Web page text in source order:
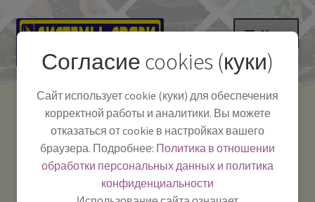
Перейти
навигации
Перейти
содержимому
Меню
Как пользоваться
Полезная информация
Системы Связи:
г. Красноярск, ул.
Работаем:Пн-Пт:
-
Телефон:+7-
391-249-1040
Тел.|WA|Telegram:
Согласие cookies (куки)
Сайт использует cookie (куки) для обеспечения
корректной работы и аналитики. Вы можете
отказаться от cookie в настройках вашего
браузера. Подробнее: Политика в отношении
обработки персональных данных и политика
конфиденциальности